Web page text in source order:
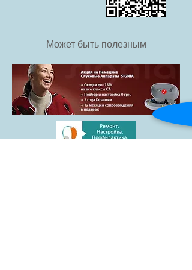
Страна производитель:Южная
Может быть полезным